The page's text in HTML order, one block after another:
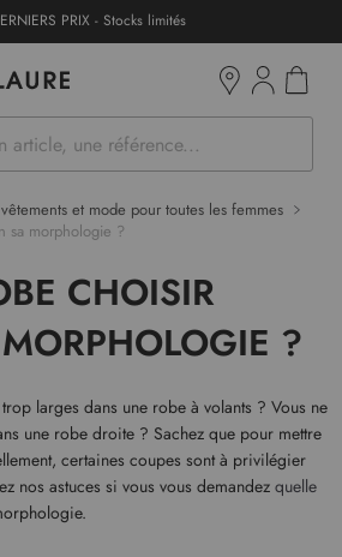
PRIX - Stocks limités
et mode pour toutes les femmes
sa morphologie ?
CHOISIR
?
larges dans une robe à volants ? Vous ne
une robe droite ? Sachez que pour mettre
certaines coupes sont à privilégier
nos astuces si vous vous demandez quelle